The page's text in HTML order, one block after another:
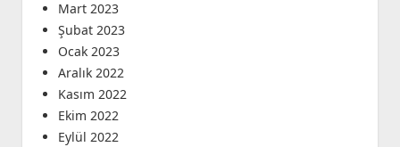
Mart 2023
Şubat 2023
Ocak 2023
Aralık 2022
Kasım 2022
Ekim 2022
Eylül 2022